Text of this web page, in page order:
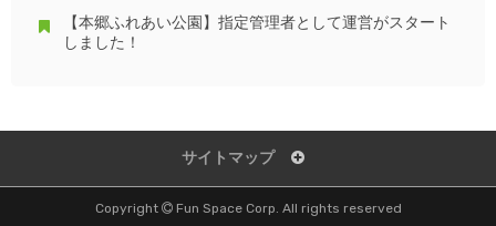
【本郷ふれあい公園】指定管理者として運営がスタート
しました！
サイトマップ
Copyright Fun Space Corp. All rights reserved